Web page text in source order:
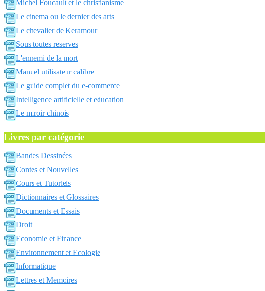
Michel Foucault et le christianisme
Le cinema ou le dernier des arts
Le chevalier de Keramour
Sous toutes reserves
L'ennemi de la mort
Manuel utilisateur calibre
Le guide complet du e-commerce
Intelligence artificielle et education
Le miroir chinois
Livres par catégorie
Bandes Dessinées
Contes et Nouvelles
Cours et Tutoriels
Dictionnaires et Glossaires
Documents et Essais
Droit
Economie et Finance
Environnement et Ecologie
Informatique
Lettres et Memoires